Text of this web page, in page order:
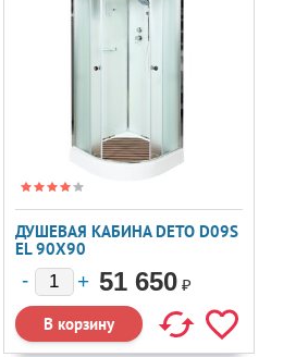
ДУШЕВАЯ КАБИНА DETO D09S
EL 90X90
51 650 ₽